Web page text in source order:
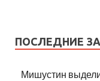
ПОСЛЕДНИЕ
Мишустин